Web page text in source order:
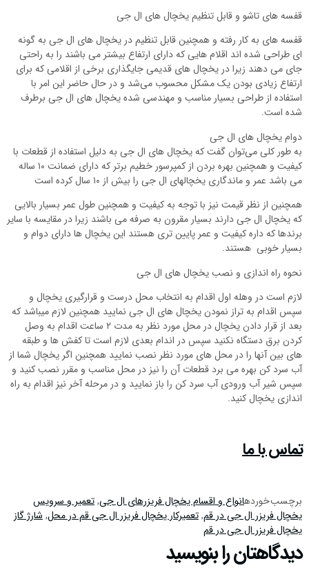
قفسه های تاشو و قابل تنظیم یخچال های ال جی
قفسه های به کار رفته و همچنین قابل تنظیم در یخچال های ال جی به گونه
ای طراحی شده اند اقلام هایی که دارای ارتفاع بیشتر می باشند را به راحتی
جای می دهند زیرا در یخچال های قدیمی جایگذاری برخی از اقلامی که برای
ارتفاع زیادی بودن یک مشکل محسوب می‌شد و در حال حاضر این امر با
استفاده از طراحی بسیار مناسب و مهندسی شده یخچال های ال جی برطرف
شده است.
دوام یخچال های ال جی
به طور کلی می‌توان گفت که یخچال های ال جی به دلیل استفاده از قطعات با
کیفیت و همچنین بهره بردن از کمپرسور خطیم برتر که دارای ضمانت ۱۰ ساله
می باشد عمر و ماندگاری یخچالهای ال جی را بیش از ۱۰ سال کرده است
همچنین از نظر قیمت نیز با توجه به کیفیت و همچنین طول عمر بسیار بالایی
که یخچال ال جی دارند بسیار مقرون به صرفه می باشند زیرا در مقایسه با سایر
برندها که داره کیفیت و عمر پایین تری هستند این یخچال ها دارای دوام و
بسیار خوبی هستند.
نحوه راه اندازی و نصب یخچال های ال جی
لازم است در وهله اول اقدام به انتخاب محل درست و قرارگیری یخچال و
سپس اقدام به تراز نمودن یخچال های ال جی نمایید همچنین لازم میباشد که
بعد از قرار دادن یخچال در محل مورد نظر به مدت ۲ ساعت اقدام به وصل
کردن برق دستگاه نکنید سپس در اندام بعدی لازم است تا کفش ها و طبقه
های بین آنها را در محل های مورد نظر نصب نمایید همچنین اگر یخچال شما از
آب سرد کن بهره می برد قطعات آن را نیز در محل مناسب و مقرر نصب کنید و
سپس شیر آب ورودی آب سرد کن را باز نمایید و در مرحله آخر نیز اقدام به راه
اندازی یخچال کنید.
تماس با ما
برچسب خوردهانواع و اقسام یخچال فریزرهای ال جی,تعمیر و سرویس
یخچال فریزر ال جی در قم,تعمیرکار یخچال فریزر ال جی قم در محل,شارژ گاز
یخچال فریزر ال جی در قم
دیدگاهتان را بنویسید